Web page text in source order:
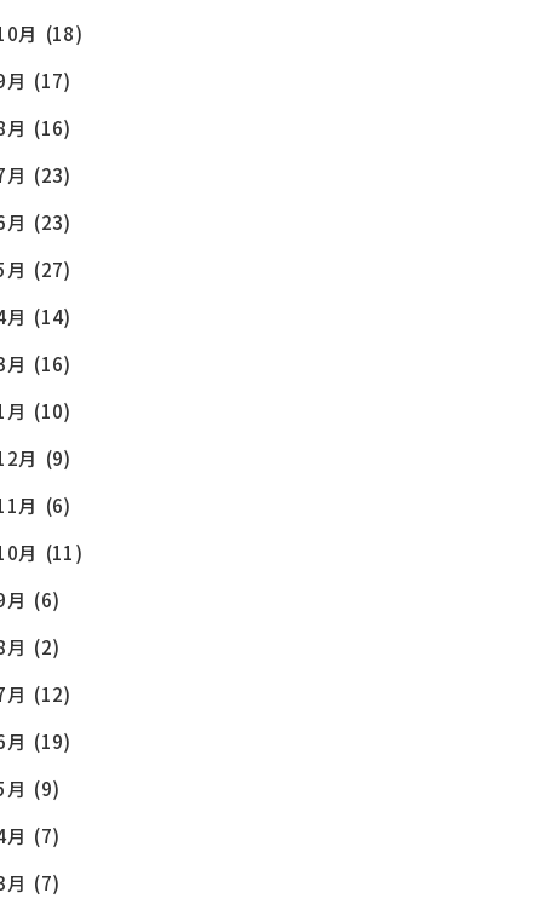
月 (18)
(17)
(16)
(23)
(23)
(27)
(14)
(16)
(10)
月 (9)
月 (6)
月 (11)
(6)
(2)
(12)
(19)
(9)
(7)
(7)